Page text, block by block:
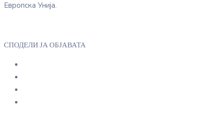
Европска Унија.
СПОДЕЛИ ЈА ОБЈАВАТА